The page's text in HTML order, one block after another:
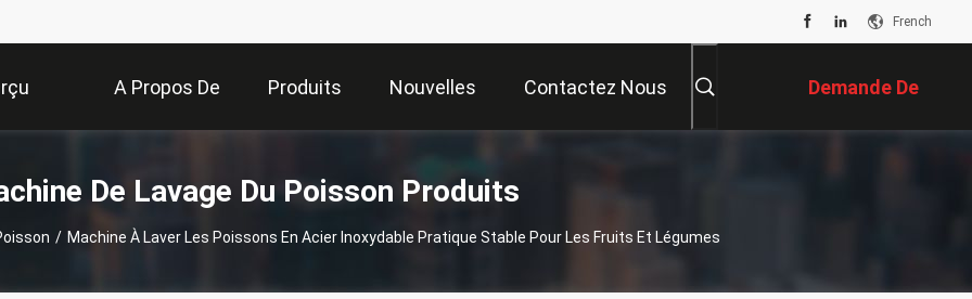
French
A Propos De Produits Nouvelles Contactez Nous Demande De
Soumission
De Lavage Du Poisson Produits
/ Machine À Laver Les Poissons En Acier Inoxydable Pratique Stable Pour Les Fruits Et Légumes